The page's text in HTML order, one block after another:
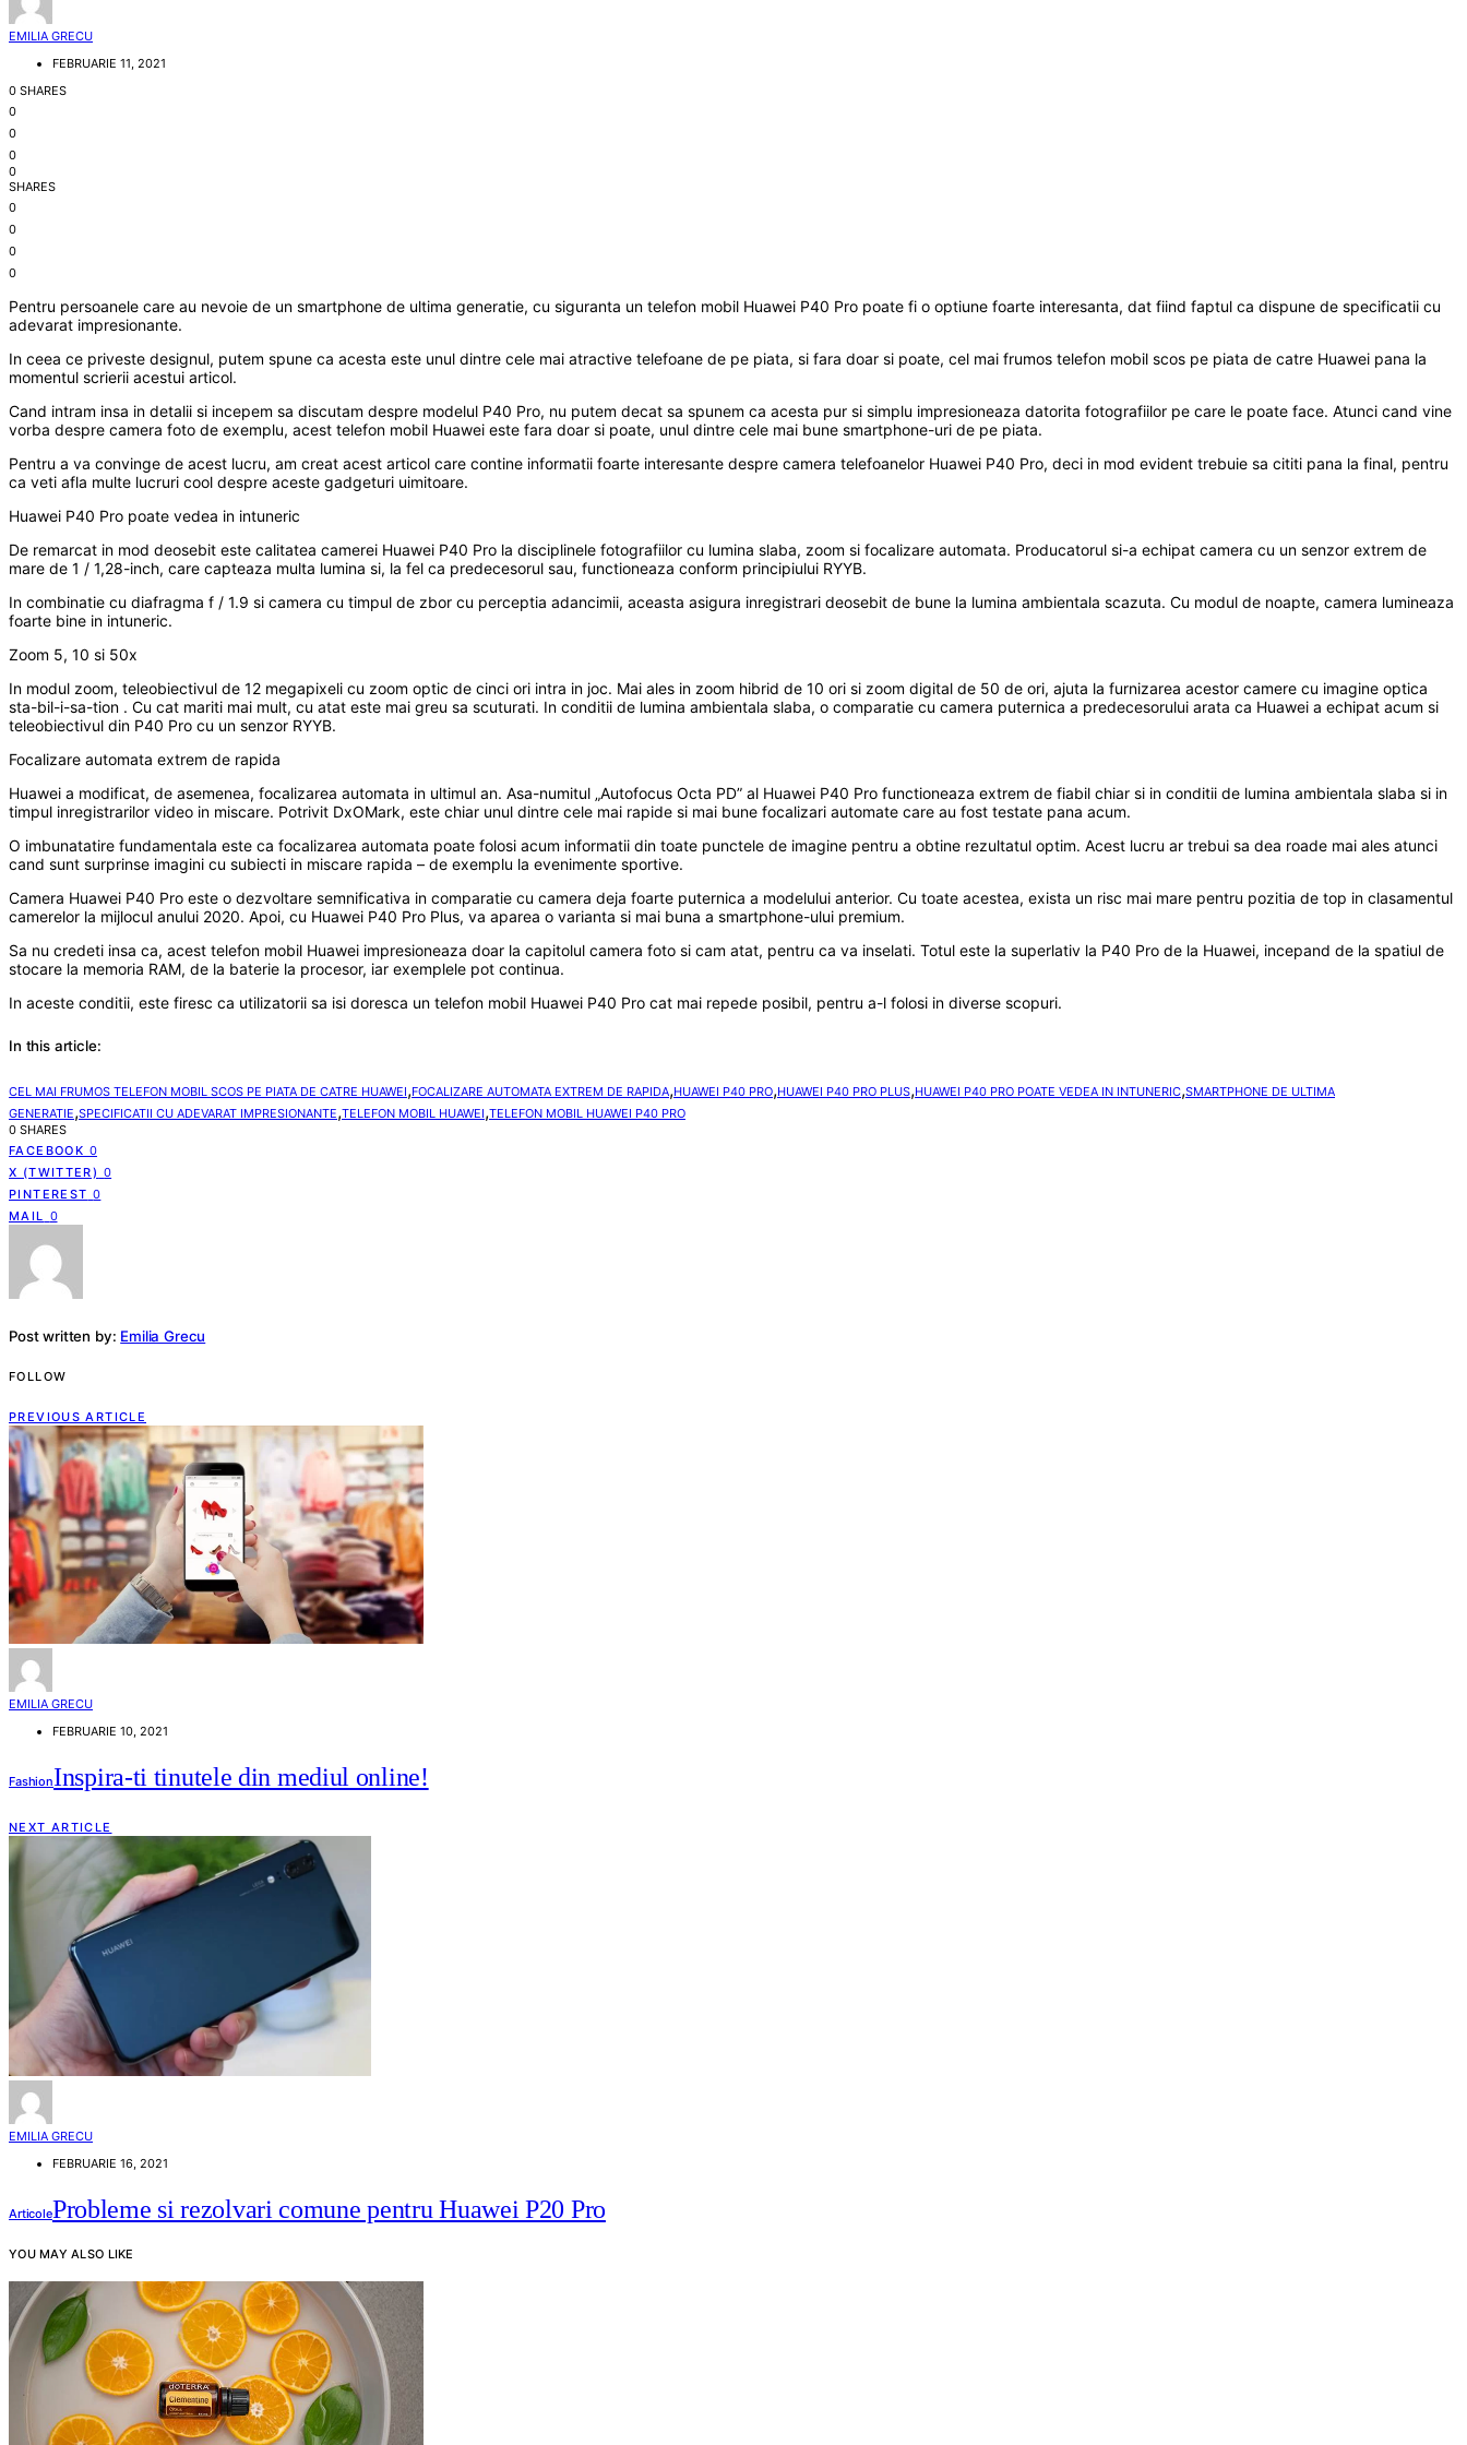
EMILIA GRECU
FEBRUARIE 11, 2021
0 SHARES
0
0
0
0
SHARES
0
0
0
0
Pentru persoanele care au nevoie de un smartphone de ultima generatie, cu siguranta un telefon mobil Huawei P40 Pro poate fi o optiune foarte interesanta, dat fiind faptul ca dispune de specificatii cu
adevarat impresionante.
In ceea ce priveste designul, putem spune ca acesta este unul dintre cele mai atractive telefoane de pe piata, si fara doar si poate, cel mai frumos telefon mobil scos pe piata de catre Huawei pana la
momentul scrierii acestui articol.
Cand intram insa in detalii si incepem sa discutam despre modelul P40 Pro, nu putem decat sa spunem ca acesta pur si simplu impresioneaza datorita fotografiilor pe care le poate face. Atunci cand vine
vorba despre camera foto de exemplu, acest telefon mobil Huawei este fara doar si poate, unul dintre cele mai bune smartphone-uri de pe piata.
Pentru a va convinge de acest lucru, am creat acest articol care contine informatii foarte interesante despre camera telefoanelor Huawei P40 Pro, deci in mod evident trebuie sa cititi pana la final, pentru
ca veti afla multe lucruri cool despre aceste gadgeturi uimitoare.
Huawei P40 Pro poate vedea in intuneric
De remarcat in mod deosebit este calitatea camerei Huawei P40 Pro la disciplinele fotografiilor cu lumina slaba, zoom si focalizare automata. Producatorul si-a echipat camera cu un senzor extrem de
mare de 1 / 1,28-inch, care capteaza multa lumina si, la fel ca predecesorul sau, functioneaza conform principiului RYYB.
In combinatie cu diafragma f / 1.9 si camera cu timpul de zbor cu perceptia adancimii, aceasta asigura inregistrari deosebit de bune la lumina ambientala scazuta. Cu modul de noapte, camera lumineaza
foarte bine in intuneric.
Zoom 5, 10 si 50x
In modul zoom, teleobiectivul de 12 megapixeli cu zoom optic de cinci ori intra in joc. Mai ales in zoom hibrid de 10 ori si zoom digital de 50 de ori, ajuta la furnizarea acestor camere cu imagine optica
sta-bil-i-sa-tion . Cu cat mariti mai mult, cu atat este mai greu sa scuturati. In conditii de lumina ambientala slaba, o comparatie cu camera puternica a predecesorului arata ca Huawei a echipat acum si
teleobiectivul din P40 Pro cu un senzor RYYB.
Focalizare automata extrem de rapida
Huawei a modificat, de asemenea, focalizarea automata in ultimul an. Asa-numitul „Autofocus Octa PD” al Huawei P40 Pro functioneaza extrem de fiabil chiar si in conditii de lumina ambientala slaba si in
timpul inregistrarilor video in miscare. Potrivit DxOMark, este chiar unul dintre cele mai rapide si mai bune focalizari automate care au fost testate pana acum.
O imbunatatire fundamentala este ca focalizarea automata poate folosi acum informatii din toate punctele de imagine pentru a obtine rezultatul optim. Acest lucru ar trebui sa dea roade mai ales atunci
cand sunt surprinse imagini cu subiecti in miscare rapida – de exemplu la evenimente sportive.
Camera Huawei P40 Pro este o dezvoltare semnificativa in comparatie cu camera deja foarte puternica a modelului anterior. Cu toate acestea, exista un risc mai mare pentru pozitia de top in clasamentul
camerelor la mijlocul anului 2020. Apoi, cu Huawei P40 Pro Plus, va aparea o varianta si mai buna a smartphone-ului premium.
Sa nu credeti insa ca, acest telefon mobil Huawei impresioneaza doar la capitolul camera foto si cam atat, pentru ca va inselati. Totul este la superlativ la P40 Pro de la Huawei, incepand de la spatiul de
stocare la memoria RAM, de la baterie la procesor, iar exemplele pot continua.
In aceste conditii, este firesc ca utilizatorii sa isi doresca un telefon mobil Huawei P40 Pro cat mai repede posibil, pentru a-l folosi in diverse scopuri.
In this article:
CEL MAI FRUMOS TELEFON MOBIL SCOS PE PIATA DE CATRE HUAWEI,FOCALIZARE AUTOMATA EXTREM DE RAPIDA,HUAWEI P40 PRO,HUAWEI P40 PRO PLUS,HUAWEI P40 PRO POATE VEDEA IN INTUNERIC,SMARTPHONE DE ULTIMA
GENERATIE,SPECIFICATII CU ADEVARAT IMPRESIONANTE,TELEFON MOBIL HUAWEI,TELEFON MOBIL HUAWEI P40 PRO
0 SHARES
FACEBOOK 0
X (TWITTER) 0
PINTEREST 0
MAIL
0
Post written by: Emilia Grecu
FOLLOW
PREVIOUS ARTICLE
EMILIA GRECU
FEBRUARIE 10, 2021
FashionInspira-ti tinutele din mediul online!
NEXT ARTICLE
EMILIA GRECU
FEBRUARIE 16, 2021
ArticoleProbleme si rezolvari comune pentru Huawei P20 Pro
YOU MAY ALSO LIKE